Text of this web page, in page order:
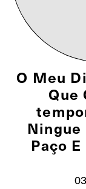
O Meu
Que
Ningue
Paço